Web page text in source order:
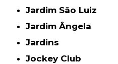
Jardim São Luiz
Jardim Ângela
Jardins
Jockey Club